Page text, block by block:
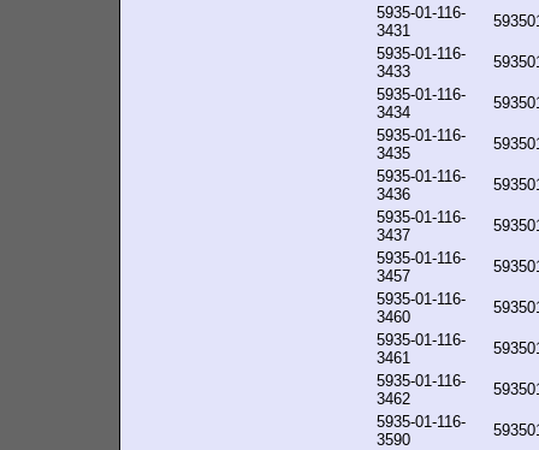
5935-01-116-
3431
5935-01-116-
3433
5935-01-116-
3434
5935-01-116-
3435
5935-01-116-
3436
5935-01-116-
3437
5935-01-116-
3457
5935-01-116-
3460
5935-01-116-
3461
5935-01-116-
3462
5935-01-116-
3590